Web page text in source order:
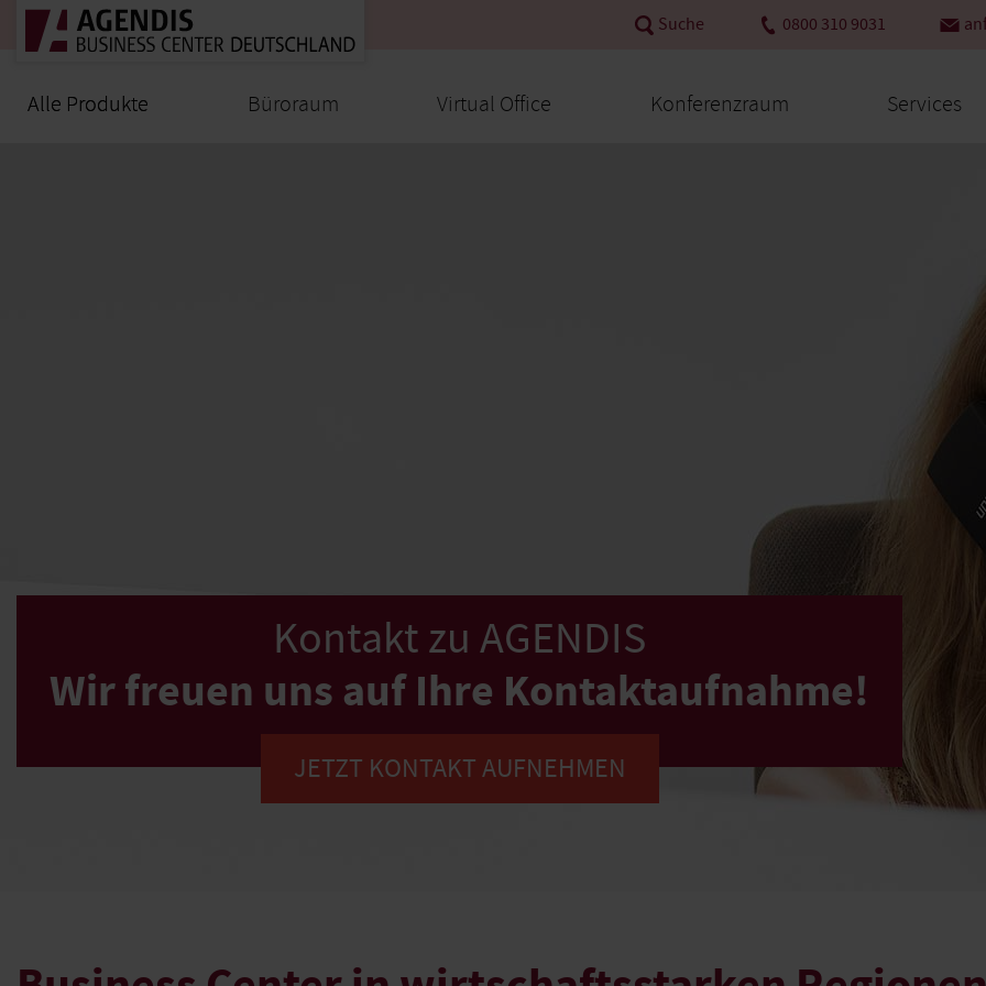
Suche 0800 310 9031
Alle Produkte Büroraum Virtual Office Konferenzraum Services
Alle Produkte
Kontakt zu AGENDIS
Wir freuen uns auf Ihre Kontaktaufnahme!
JETZT KONTAKT AUFNEHMEN